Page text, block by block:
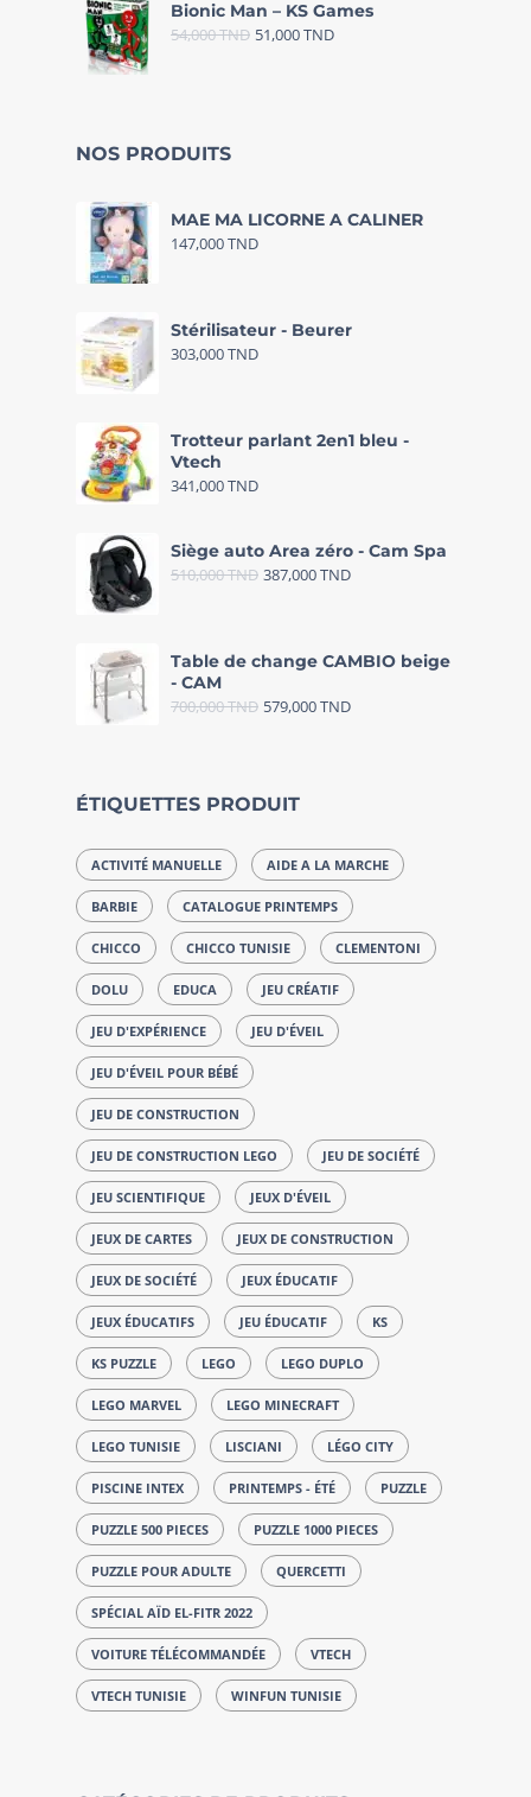
Bionic Man – KS Games
54,000TND 51,000TND
NOS PRODUITS
MAE MA LICORNE A CALINER
147,000TND
Stérilisateur - Beurer
303,000TND
Trotteur parlant 2en1 bleu -
Vtech
341,000TND
Siège auto Area zéro - Cam Spa
510,000TND 387,000TND
Table de change CAMBIO beige
- CAM
700,000TND 579,000TND
ÉTIQUETTES PRODUIT
ACTIVITÉ MANUELLE AIDE A LA MARCHE
BARBIE CATALOGUE PRINTEMPS
CHICCO CHICCO TUNISIE CLEMENTONI
DOLU EDUCA JEU CRÉATIF
JEU D'EXPÉRIENCE JEU D'ÉVEIL
JEU D'ÉVEIL POUR BÉBÉ
JEU DE CONSTRUCTION
JEU DE CONSTRUCTION LEGO JEU DE SOCIÉTÉ
JEU SCIENTIFIQUE JEUX D'ÉVEIL
JEUX DE CARTES JEUX DE CONSTRUCTION
JEUX DE SOCIÉTÉ JEUX ÉDUCATIF
JEUX ÉDUCATIFS JEU ÉDUCATIF KS
KS PUZZLE LEGO LEGO DUPLO
LEGO MARVEL LEGO MINECRAFT
LEGO TUNISIE LISCIANI LÉGO CITY
PISCINE INTEX PRINTEMPS - ÉTÉ PUZZLE
PUZZLE 500 PIECES PUZZLE 1000 PIECES
PUZZLE POUR ADULTE QUERCETTI
SPÉCIAL AÏD EL-FITR 2022
VOITURE TÉLÉCOMMANDÉE VTECH
VTECH TUNISIE WINFUN TUNISIE